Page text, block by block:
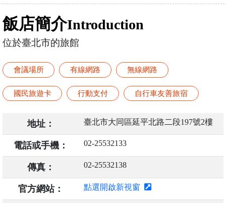
飯店簡介Introduction
位於臺北市的旅館
會議場所 有線網路 無線網路
國民旅遊卡 行動支付 自行車友善旅宿
地址： 臺北市大同區延平北路二段197號2樓
電話或手機： 02-25532133
傳真： 02-25532138
官方網站： 點選開啟新視窗